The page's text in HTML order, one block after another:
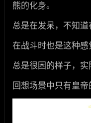
熊的化身。
总是在发呆，不知道
在战斗时也是这种感
总是很困的样子，实
回想场景中只有皇帝